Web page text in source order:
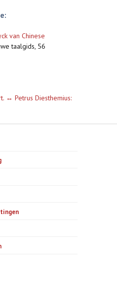
van Chinese
taalgids, 56
↔ Petrus Diesthemius: